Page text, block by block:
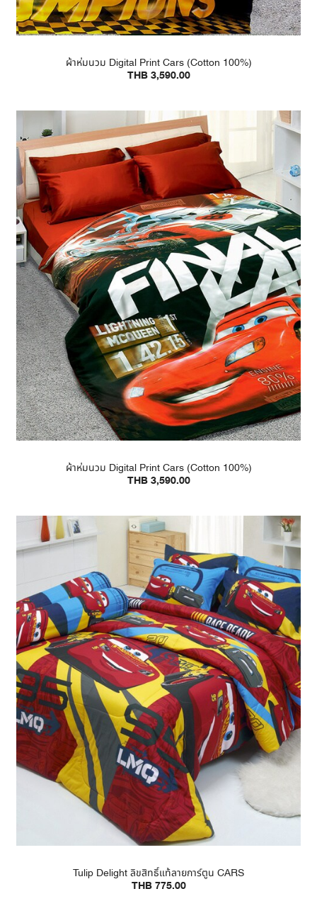
ผ้าห่มนวม Digital Print Cars (Cotton 100%)
THB 3,590.00
ผ้าห่มนวม Digital Print Cars (Cotton 100%)
THB 3,590.00
Tulip Delight ลิขสิทธิ์แท้ลายการ์ตูน CARS
THB 775.00